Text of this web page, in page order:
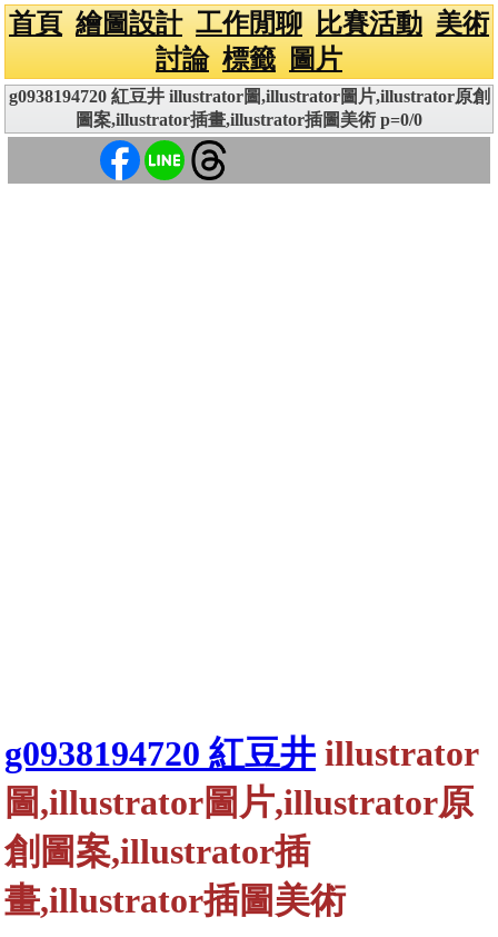
首頁 繪圖設計 工作閒聊 比賽活動 美術
討論 標籤 圖片
g0938194720 紅豆井 illustrator圖,illustrator圖片,illustrator原創
圖案,illustrator插畫,illustrator插圖美術 p=0/0
g0938194720 紅豆井 illustrator
圖,illustrator圖片,illustrator原
創圖案,illustrator插
畫,illustrator插圖美術